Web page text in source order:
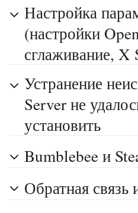
Настройка
(настройки
сглаживание,
Устранение
Server не
установить
Bumblebee и
Обратная связь